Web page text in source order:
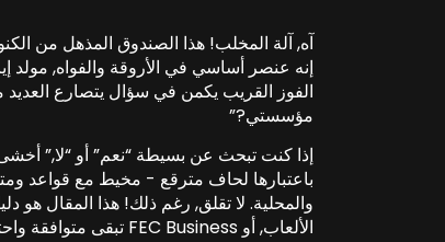
آه, آلة المخلب! هذا الصندوق المذهل من
إنه عنصر أساسي في الأروقة والفواه, مولد
الفوز القريب يكمن في سؤال يتصارع
مؤسستي?”
إذا كنت تبحث عن بسيطة “نعم” أو “لا,”
باعتبارها لحاف مترقع - مخيط مع قواعد
والمحلية. لا تقلق, رغم ذلك! هذا المقال هو
الألعاب, أو FEC Business تبقى متوافقة واحتفظ بتلك المخالب التي تمسك قانونًا.